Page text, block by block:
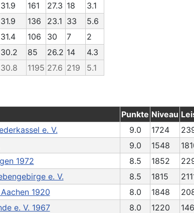
31.9 161 27.3 18
3.1
31.9 136 23.1 33
5.6
31.4 106 30 7
2
30.2 85 26.2 14
4.3
30.8 1195 27.6 219 5.1
Punkte Niveau
e. V. 9.0 1724
9.0 1548
1972 8.5 1852
e. V. 8.5 1815
1920 8.0 1848
e. V. 1967 8.0 1220